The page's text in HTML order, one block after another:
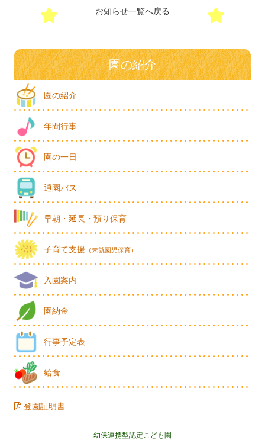
お知らせ一覧へ戻る
園の紹介
園の紹介
年間行事
園の一日
通園バス
早朝・延長・預り保育
子育て支援 （未就園児保育）
入園案内
園納金
行事予定表
給食
登園証明書
幼保連携型認定こども園